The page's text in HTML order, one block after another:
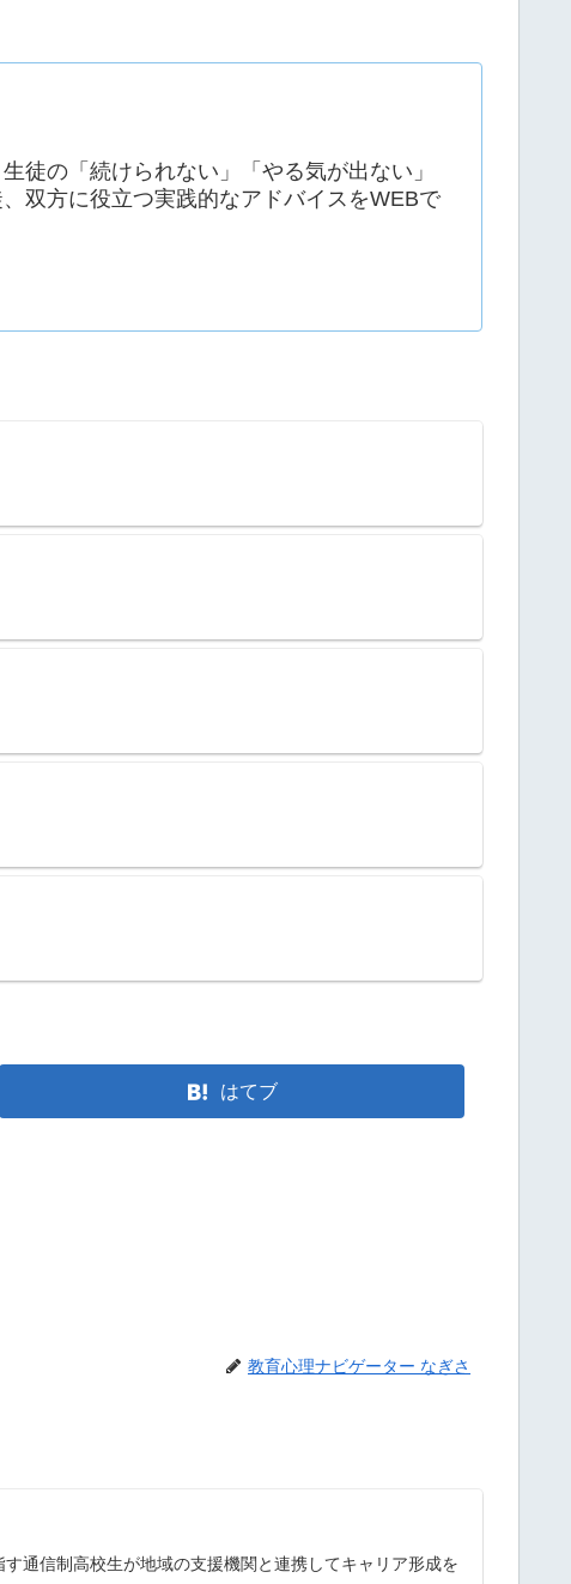
徒の「続けられない」「やる気が出ない」
双方に役立つ実践的なアドバイスをWEBで
はてブ
教育心理ナビゲーター なぎさ
通信制高校生が地域の支援機関と連携してキャリア形成を